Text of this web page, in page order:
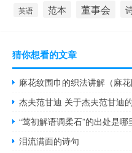
英语 范本 董事会
猜你想看的文章
麻花纹围巾的织法讲解（麻花
杰夫范甘迪 关于杰夫范甘迪
“莺初解语调柔石”的出处是哪
泪流满面的诗句